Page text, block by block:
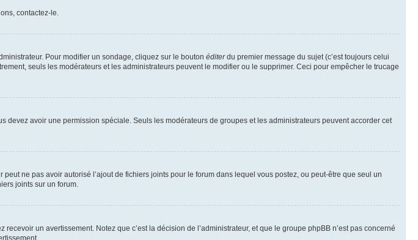
contactez-le.
Pour modifier un sondage, cliquez sur le bouton éditerdu premier message du sujet (c’est toujours celui
seuls les modérateurs et les administrateurs peuvent le modifier ou le supprimer. Ceci pour empêcher le trucage
avoir une permission spéciale. Seuls les modérateurs de groupes et les administrateurs peuvent accorder cet
ne pas avoir autorisé l’ajout de fichiers joints pour le forum dans lequel vous postez, ou peut-être que seul un
joints sur un forum.
un avertissement. Notez que c’est la décision de l’administrateur, et que le groupe phpBB n’est pas concerné